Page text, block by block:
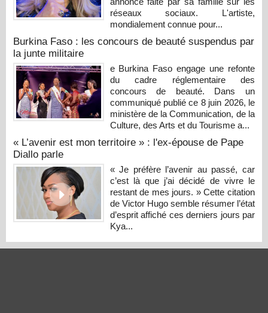
réseaux sociaux. L'artiste,
mondialement connue pour...
Burkina Faso : les concours de beauté suspendus par
la junte militaire
e Burkina Faso engage une refonte
du cadre réglementaire des
concours de beauté. Dans un
communiqué publié ce 8 juin 2026, le
ministère de la Communication, de la
Culture, des Arts et du Tourisme a...
« L’avenir est mon territoire » : l'ex-épouse de Pape
Diallo parle
« Je préfère l’avenir au passé, car
c’est là que j’ai décidé de vivre le
restant de mes jours. » Cette citation
de Victor Hugo semble résumer l’état
d’esprit affiché ces derniers jours par
Kya...